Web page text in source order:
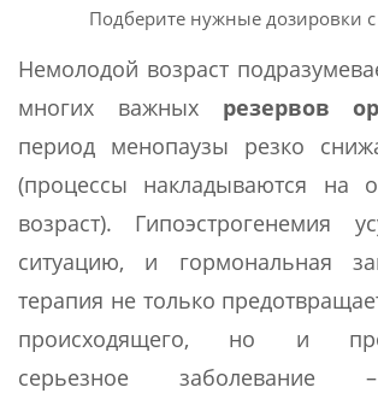
Подберите нужные дозировки
Немолодой возраст
многих важных резервов
период менопаузы резко
(процессы накладываются на
возраст). Гипоэстрогенемия
ситуацию, и гормональная
терапия не только
происходящего, но и
серьезное